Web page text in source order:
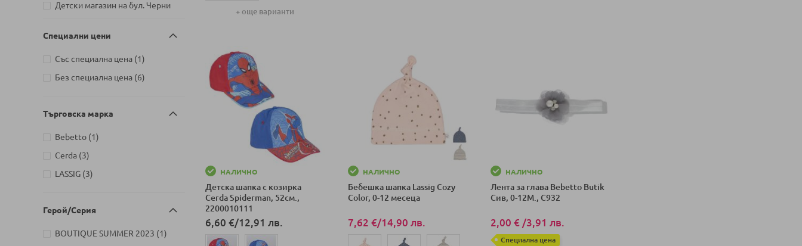
50-56 СМ (0-2+ още варианти
НАЛИЧНО
Детска шапка с козирка
Cerda Spiderman, 52см.,
2200010111
6,60 €/12,91 лв.
НАЛИЧНО
Бебешка шапка Lassig Cozy
Color, 0-12 месеца
7,62 €/14,90 лв.
НАЛИЧНО
Лента за глава Bebetto Butik
Сив, 0-12M., C932
2,00 € /3,91 лв.
Специална цена
Детски магазин на бул. Черни
Детски магазин на ул.
1 5
артикули
Детски магазин на ул.
Специални цени
Със специална цена 1
артикул
Без специална цена 6
артикули
Търговска марка
Bebetto 1
артикул
Cerda 3
артикули
LASSIG 3
артикули
Герой/Серия
BOUTIQUE SUMMER 2023 1
артикул